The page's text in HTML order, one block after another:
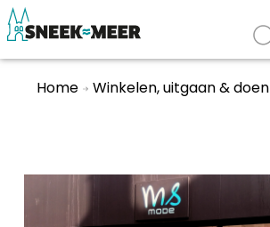
Praktische informatie
Toeristische informatie
Home Winkelen, uitgaan & doen